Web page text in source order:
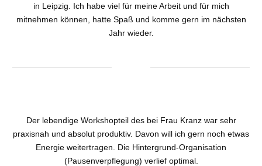
in Leipzig. Ich habe viel für meine Arbeit und für mich
mitnehmen können, hatte Spaß und komme gern im nächsten
Jahr wieder.
Der lebendige Workshopteil des bei Frau Kranz war sehr
praxisnah und absolut produktiv. Davon will ich gern noch etwas
Energie weitertragen. Die Hintergrund-Organisation
(Pausenverpflegung) verlief optimal.